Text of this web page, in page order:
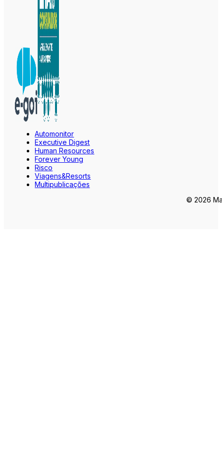
Automonitor
Executive Digest
Human Resources
Forever Young
Risco
Viagens&Resorts
Multipublicações
© 2026